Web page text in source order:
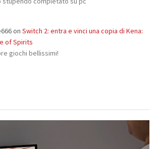
on Switch 2: entra e vinci una copia di Kena:
of Spirits
giochi bellissimi!